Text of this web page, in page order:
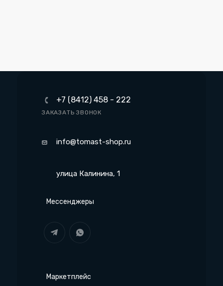
+7 (8412) 458 - 222
ЗАКАЗАТЬ ЗВОНОК
info@tomast-shop.ru
улица Калинина, 1
Мессенджеры
Маркетплейс